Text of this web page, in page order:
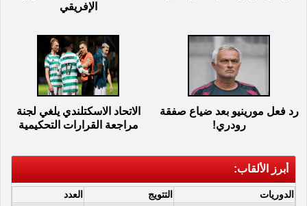
الإفريقي
رد فعل مورينيو بعد ضياع صفقة
رودري!
الاتحاد الاسكتلندي يلغي لجنة
مراجعة القرارات التحكيمية
أبرز الألقاب:
الدوريات التتويج العدد